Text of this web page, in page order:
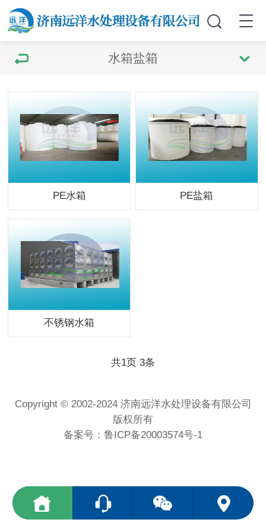
水箱盐箱
PE水箱 PE盐箱
不锈钢水箱
共1页 3条
Copyright © 2002-2024 济南远洋水处理设备有限公司
版权所有
备案号： 鲁ICP备20003574号-1